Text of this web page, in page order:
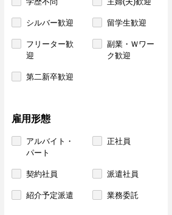
シルバー歓迎 留学生歓迎
フリーター歓
迎
副業・Ｗワー
ク歓迎
第二新卒歓迎
雇用形態
アルバイト・
パート
正社員
契約社員 派遣社員
紹介予定派遣 業務委託